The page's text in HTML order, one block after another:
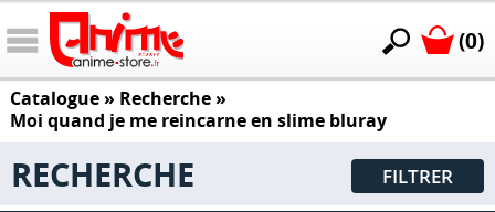
(0)
Catalogue» Recherche »
Moi quand je me reincarne en slime bluray
RECHERCHE FILTRER